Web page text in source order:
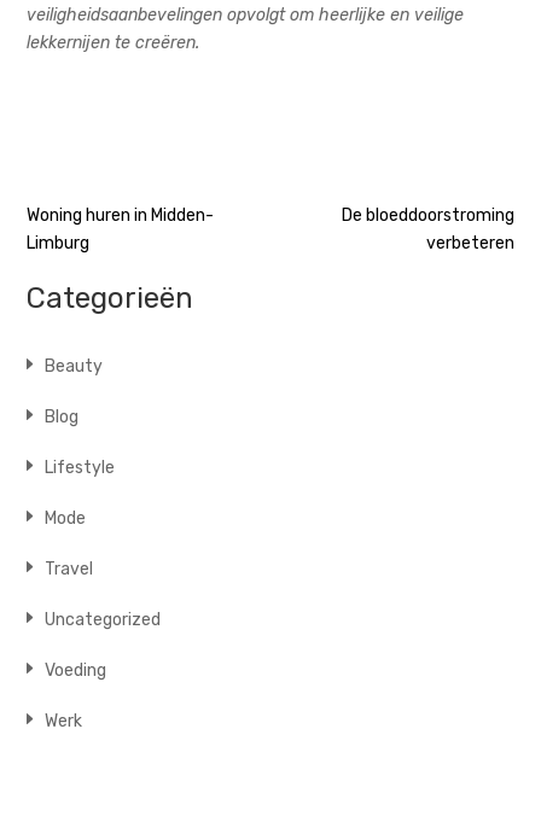
veiligheidsaanbevelingen opvolgt om heerlijke en veilige
lekkernijen te creëren.
Bericht
navigatie
Woning huren in Midden-
Limburg
De bloeddoorstroming
verbeteren
Categorieën
Beauty
Blog
Lifestyle
Mode
Travel
Uncategorized
Voeding
Werk